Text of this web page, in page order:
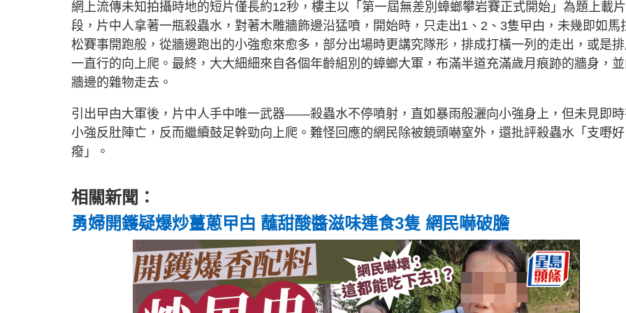
網上流傳未知拍攝時地的短片僅長約12秒，樓主以「第一屆無差別蟑螂攀岩賽正式開始」為題上載片
段，片中人拿著一瓶殺蟲水，對著木雕牆飾邊沿猛噴，開始時，只走出1、2、3隻曱甴，未幾即如馬
松賽事開跑般，從牆邊跑出的小強愈來愈多，部分出場時更講究隊形，排成打橫一列的走出，或是
一直行的向上爬。最終，大大細細來自各個年齡組別的蟑螂大軍，布滿半道充滿歲月痕跡的牆身，
牆邊的雜物走去。
引出曱甴大軍後，片中人手中唯一武器——殺蟲水不停噴射，直如暴雨般灑向小強身上，但未見即
小強反肚陣亡，反而繼續鼓足幹勁向上爬。難怪回應的網民除被鏡頭嚇窒外，還批評殺蟲水「支嘢好
癈」。
相關新聞：
勇婦開鑊疑爆炒薑蔥曱甴 蘸甜酸醬滋味連食3隻 網民嚇破膽